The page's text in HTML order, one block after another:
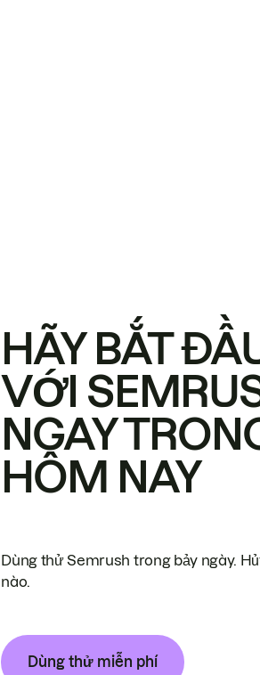
HÃY BẮT
VỚI
NGAY
HÔM NAY
Dùng thử Semrush trong bảy ngày.
nào.
Dùng thử miễn phí